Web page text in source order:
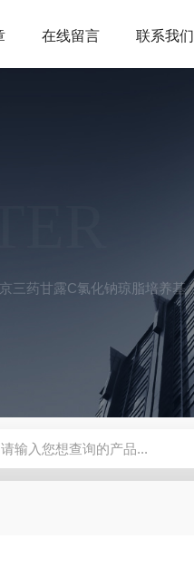
在线留言 联系我们
三药甘露C氯化钠琼脂培养基